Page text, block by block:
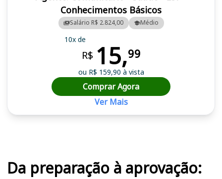
Conhecimentos Básicos
Salário R$ 2.824,00 Médio
10x de
R$ 15,99
ou R$ 159,90 à vista
Comprar Agora
Ver Mais
Da preparação à aprovação: